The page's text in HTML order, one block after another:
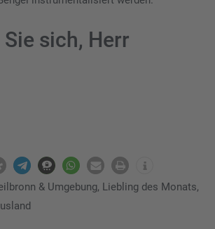
sich, Herr
& Umgebung, Liebling des Monats,